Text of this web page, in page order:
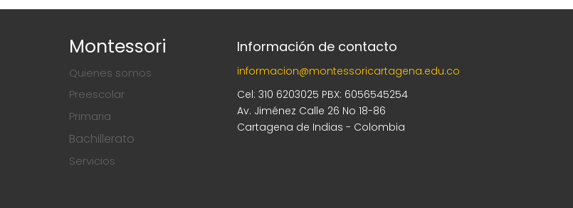
Montessori
Quienes somos
Preescolar
Primaria
Bachillerato
Servicios
Información de contacto
informacion@montessoricartagena.edu.co
Cel: 310 6203025 PBX: 6056545254
Av. Jiménez Calle 26 No 18-86
Cartagena de Indias - Colombia